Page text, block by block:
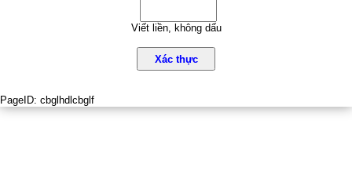
Viết liền, không dấu
Xác thực
PageID: cbglhdlcbglf